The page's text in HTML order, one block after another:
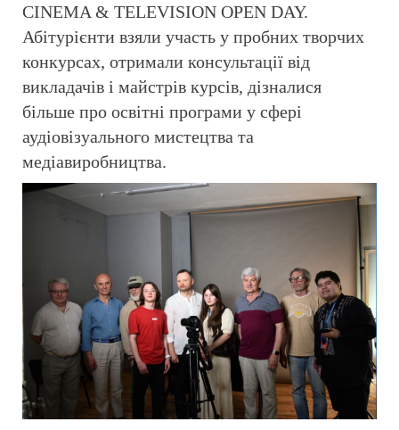
CINEMA & TELEVISION OPEN DAY.
Абітурієнти взяли участь у пробних творчих
конкурсах, отримали консультації від
викладачів і майстрів курсів, дізналися
більше про освітні програми у сфері
аудіовізуального мистецтва та
медіавиробництва.